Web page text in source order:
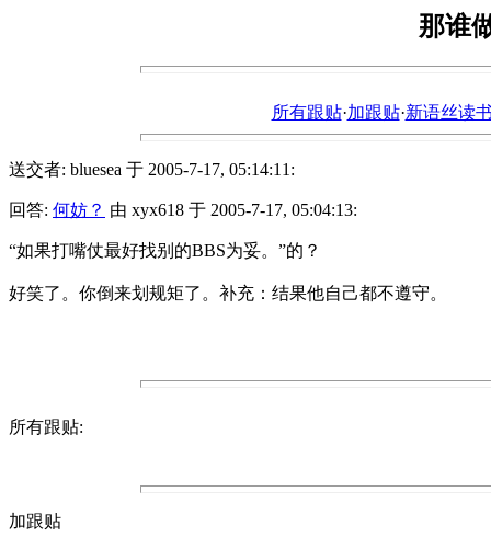
那谁
所有跟贴·加跟贴·新语丝读
送交者: bluesea 于 2005-7-17, 05:14:11:
回答: 何妨？ 由 xyx618 于 2005-7-17, 05:04:13:
“如果打嘴仗最好找别的BBS为妥。”的？
好笑了。你倒来划规矩了。补充：结果他自己都不遵守。
所有跟贴:
加跟贴